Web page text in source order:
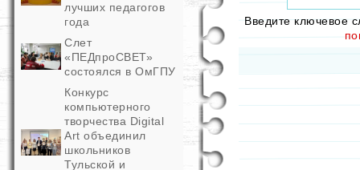
лучших педагогов
года
Слет
«ПЕДпроСВЕТ»
состоялся в ОмГПУ
Конкурс
компьютерного
творчества Digital
Art объединил
школьников
Тульской и
Введите ключевое